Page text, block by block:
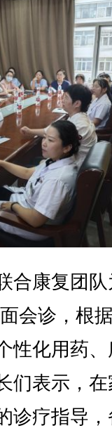
康复团队
会诊，根
性化用药
们表示，
诊疗指导